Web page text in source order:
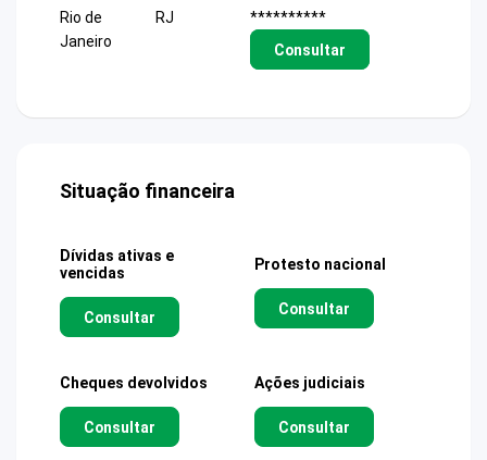
Rio de
Janeiro
RJ
**********
Consultar
Situação financeira
Dívidas ativas e
vencidas
Consultar
Protesto nacional
Consultar
Cheques devolvidos
Consultar
Ações judiciais
Consultar